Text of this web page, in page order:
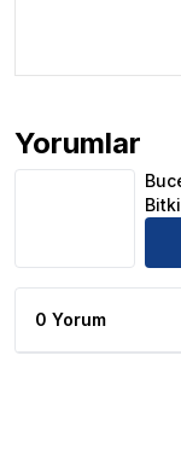
Yorumlar
Bucephalandra
Bitki
0 Yorum